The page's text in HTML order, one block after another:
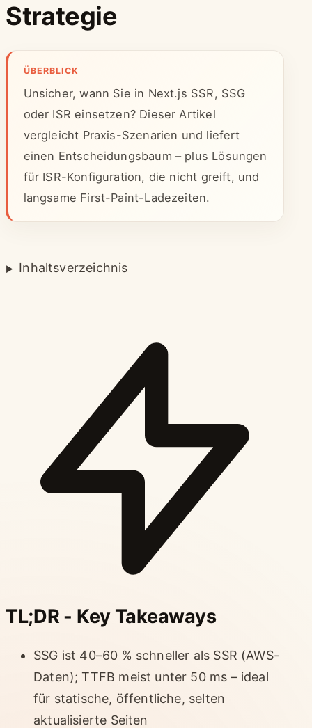
Strategie
ÜBERBLICK
Unsicher, wann Sie in Next.js SSR, SSG
oder ISR einsetzen? Dieser Artikel
vergleicht Praxis-Szenarien und liefert
einen Entscheidungsbaum – plus Lösungen
für ISR-Konfiguration, die nicht greift, und
langsame First-Paint-Ladezeiten.
Inhaltsverzeichnis
TL;DR - Key Takeaways
SSG ist 40–60 % schneller als SSR (AWS-
Daten); TTFB meist unter 50 ms – ideal
für statische, öffentliche, selten
aktualisierte Seiten